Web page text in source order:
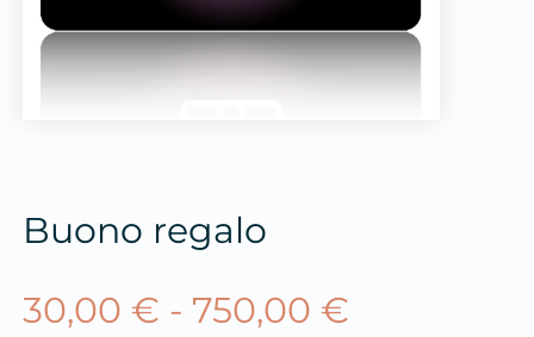
Buono regalo
30,00 € - 750,00 €